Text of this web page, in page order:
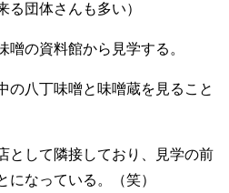
る団体さんも多い）
噌の資料館から見学する。
の八丁味噌と味噌蔵を見ること
として隣接しており、見学の前
になっている。（笑）